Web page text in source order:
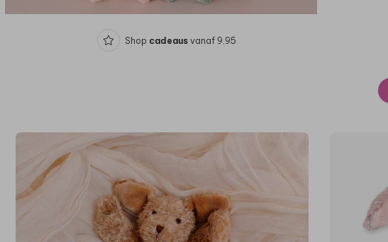
Shop cadeausvanaf 9,95